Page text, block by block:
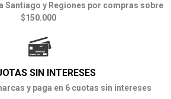
Santiago y Regiones por compras sobre
$150.000
SIN INTERESES
y paga en 6 cuotas sin intereses